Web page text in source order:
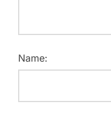
Name: